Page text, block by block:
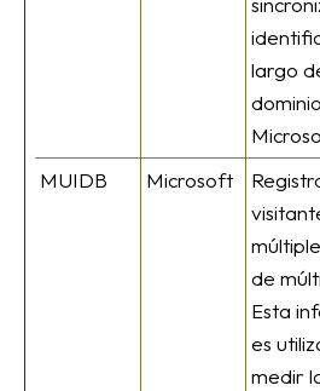
largo
MUIDB Microsoft
de
Esta
es
medir